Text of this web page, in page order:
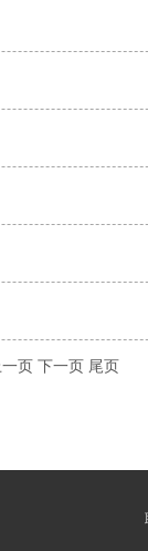
一页 下一页 尾页